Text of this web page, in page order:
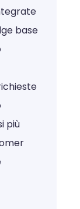
base
più